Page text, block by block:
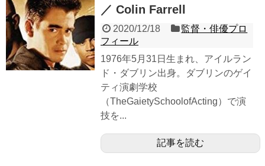
／ Colin Farrell
2020/12/18
監督・俳優プロ
フィール
1976年5月31日生まれ、アイルラン
ド・ダブリン出身。ダブリンのゲイ
ティ演劇学校
（TheGaietySchoolofActing）で演
技を...
記事を読む